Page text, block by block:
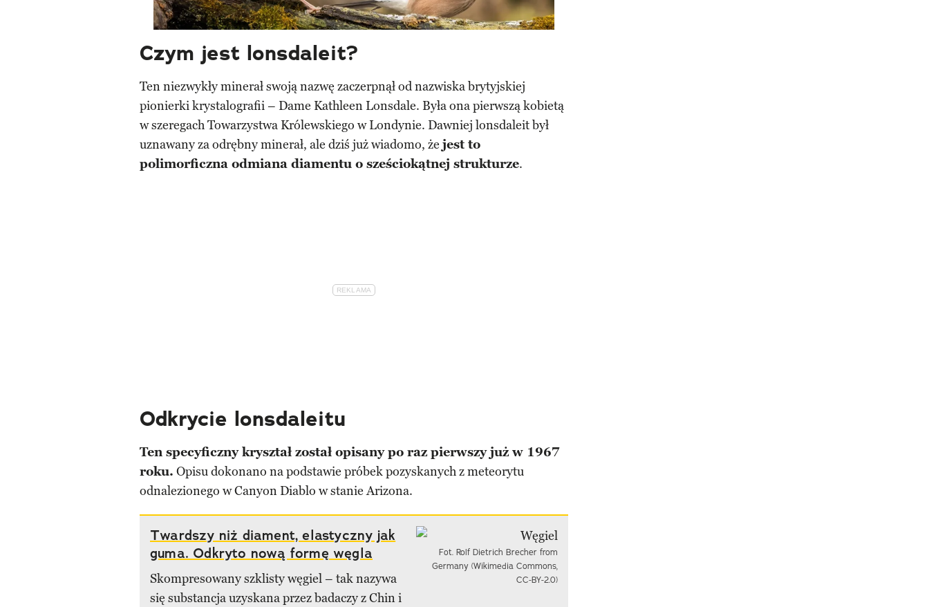
Czym jest lonsdaleit?
Ten niezwykły minerał swoją nazwę zaczerpnął od nazwiska brytyjskiej
pionierki krystalografii – Dame Kathleen Lonsdale. Była ona pierwszą kobietą
w szeregach Towarzystwa Królewskiego w Londynie. Dawniej lonsdaleit był
uznawany za odrębny minerał, ale dziś już wiadomo, że jest to
polimorficzna odmiana diamentu o sześciokątnej strukturze.
Odkrycie lonsdaleitu
Ten specyficzny kryształ został opisany po raz pierwszy już w 1967
roku. Opisu dokonano na podstawie próbek pozyskanych z meteorytu
odnalezionego w Canyon Diablo w stanie Arizona.
Twardszy niż diament, elastyczny jak
guma. Odkryto nową formę węgla
Skompresowany szklisty węgiel – tak nazywa
się substancja uzyskana przez badaczy z Chin i
Fot. Rolf Dietrich Brecher from
Germany (Wikimedia Commons,
CC-BY-2.0)